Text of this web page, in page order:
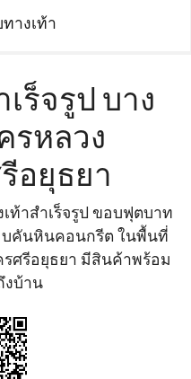
างเท้า
ร็จรูป บาง
รหลวง
อยุธยา
าสำเร็จรูป ขอบฟุตบาท
คันหินคอนกรีต ในพื้นที่
ศรีอยุธยา มีสินค้าพร้อม
งบ้าน